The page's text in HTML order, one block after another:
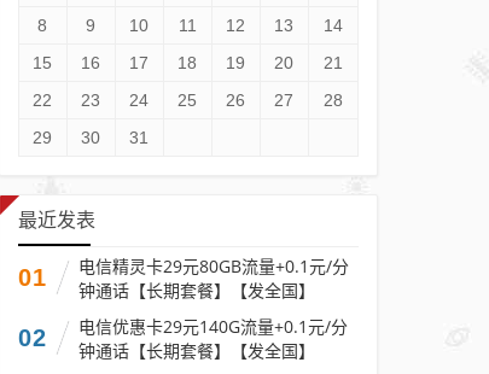
8
9 10 11 12 13
14
15
16 17 18 19 20
21
22
23 24 25 26 27
28
29
30 31
最近发表
01
电信精灵卡29元80GB流量+0.1元/分
钟通话【长期套餐】【发全国】
02
电信优惠卡29元140G流量+0.1元/分
钟通话【长期套餐】【发全国】